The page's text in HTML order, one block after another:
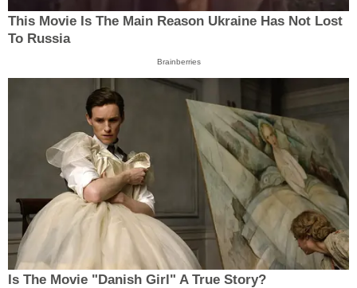
This Movie Is The Main Reason Ukraine Has Not Lost
To Russia
Brainberries
Is The Movie "Danish Girl" A True Story?